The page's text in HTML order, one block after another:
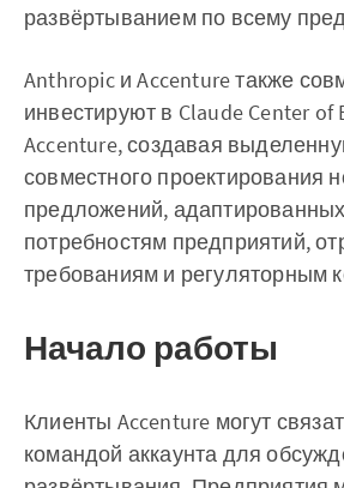
развёртыванием по всему
Anthropic и Accenture также
инвестируют в Claude Center of
Accenture, создавая
совместного проектирования
предложений,
потребностям предприятий,
требованиям и регуляторным
Начало работы
Клиенты Accenture могут
командой аккаунта для